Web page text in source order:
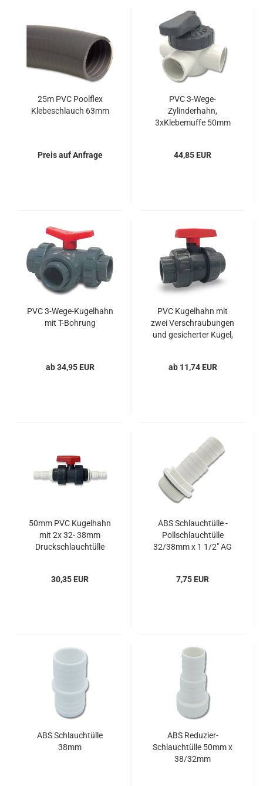
25m PVC Poolflex
Klebeschlauch 63mm
Preis auf Anfrage
PVC 3-Wege-
Zylinderhahn,
3xKlebemuffe 50mm
44,85 EUR
PVC 3-Wege-Kugelhahn
mit T-Bohrung
ab 34,95 EUR
PVC Kugelhahn mit
zwei Verschraubungen
und gesicherter Kugel,
klebemuffe
ab 11,74 EUR
50mm PVC Kugelhahn
mit 2x 32- 38mm
Druckschlauchtülle
30,35 EUR
ABS Schlauchtülle -
Pollschlauchtülle
32/38mm x 1 1/2" AG
7,75 EUR
ABS Schlauchtülle
38mm
ABS Reduzier-
Schlauchtülle 50mm x
38/32mm